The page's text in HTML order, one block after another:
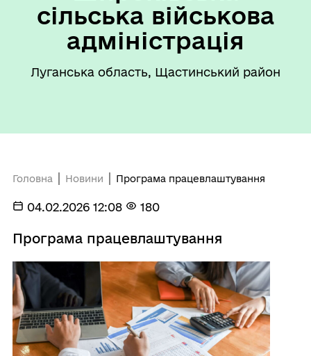
сільська військова
адміністрація
Луганська область, Щастинський район
Головна Новини Програма працевлаштування
04.02.2026 12:08 180
Програма працевлаштування